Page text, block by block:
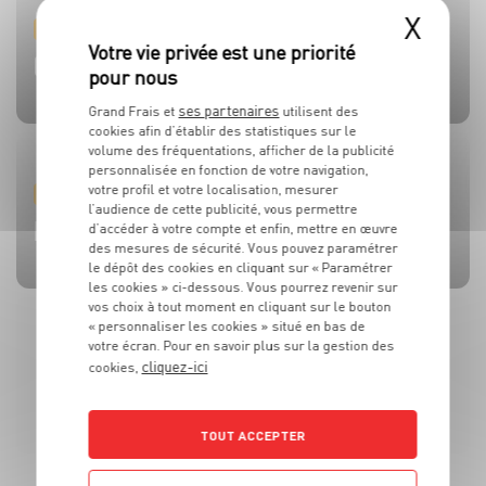
TOMATES
BRUSCHETTA FRAISES TOMATES MOZZA
ACTUALITE
L’HUILE QUI FAIT TOUTE LA DIFFÉRENCE !
BEAUFORT AOP
SALADE MOZZARELLA, PÊCHE ET AVOCAT
CÔTE DE BŒUF
CÔTE DE BOEUF AU ROQUEFORT
MOULES DE BOUCHOT AOP DE LA BAIE DU MONT-SAINT-
BROCHETTES DE SARDINES ET SAUCE À LA MENTHE
X
Grand Frais et ses partenaires utilisent des
cookies afin d’établir des statistiques sur le
volume des fréquentations, afficher de la publicité
personnalisée en fonction de votre navigation,
votre profil et votre localisation, mesurer
l’audience de cette publicité, vous permettre
d’accéder à votre compte et enfin, mettre en œuvre
des mesures de sécurité. Vous pouvez paramétrer
le dépôt des cookies en cliquant sur « Paramétrer
les cookies » ci-dessous. Vous pourrez revenir sur
vos choix à tout moment en cliquant sur le bouton
« personnaliser les cookies » situé en bas de
votre écran. Pour en savoir plus sur la gestion des
cookies, cliquez-ici
TOUT ACCEPTER